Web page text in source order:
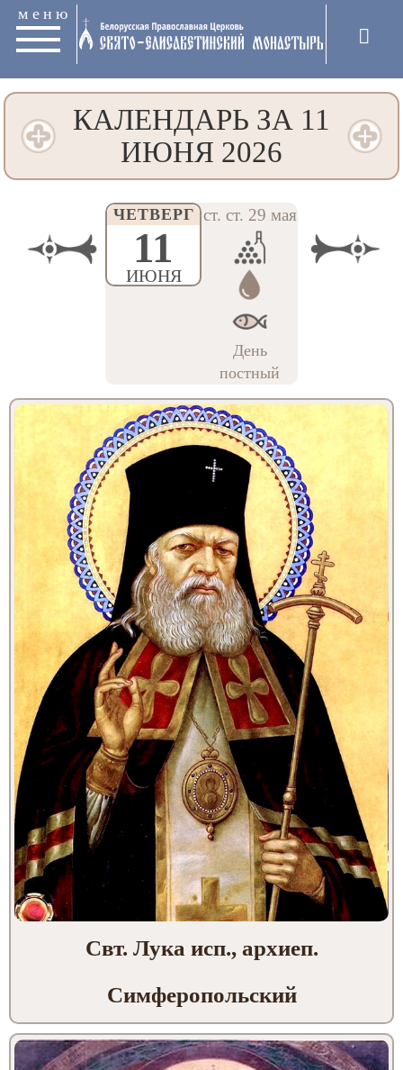
меню
КАЛЕНДАРЬ ЗА 11
ИЮНЯ 2026
Cвт. Лука исп., архиеп.
Симферопольский
ЧЕТВЕРГ
11
ИЮНЯ
ст. ст. 29 мая
День
постный